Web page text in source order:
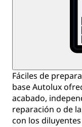
Fáciles de
base Autolux
acabado,
reparación o de
con los diluyentes